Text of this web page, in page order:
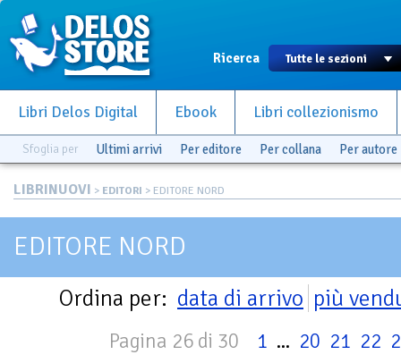
Ricerca
Libri Delos Digital Ebook Libri collezionismo
Sfoglia per Ultimi arrivi Per editore Per collana Per autore
LIBRINUOVI > EDITORI > EDITORE NORD
EDITORE NORD
Ordina per: data di arrivo più
Pagina 26 di 30 1 ... 20 21 22